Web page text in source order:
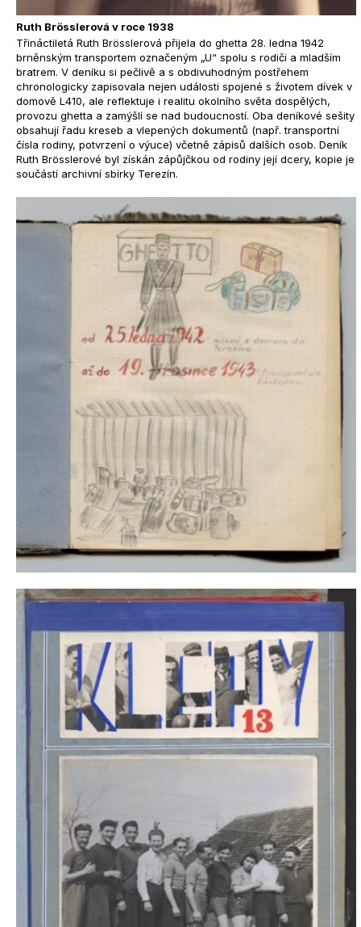
Ruth Brösslerová v roce 1938
Třináctiletá Ruth Brösslerová přijela do ghetta 28. ledna 1942
brněnským transportem označeným „U“ spolu s rodiči a mladším
bratrem. V deníku si pečlivě a s obdivuhodným postřehem
chronologicky zapisovala nejen události spojené s životem dívek v
domově L410, ale reflektuje i realitu okolního světa dospělých,
provozu ghetta a zamýšlí se nad budoucností. Oba deníkové sešity
obsahují řadu kreseb a vlepených dokumentů (např. transportní
čísla rodiny, potvrzení o výuce) včetně zápisů dalších osob. Deník
Ruth Brösslerové byl získán zápůjčkou od rodiny její dcery, kopie je
součástí archivní sbírky Terezín.